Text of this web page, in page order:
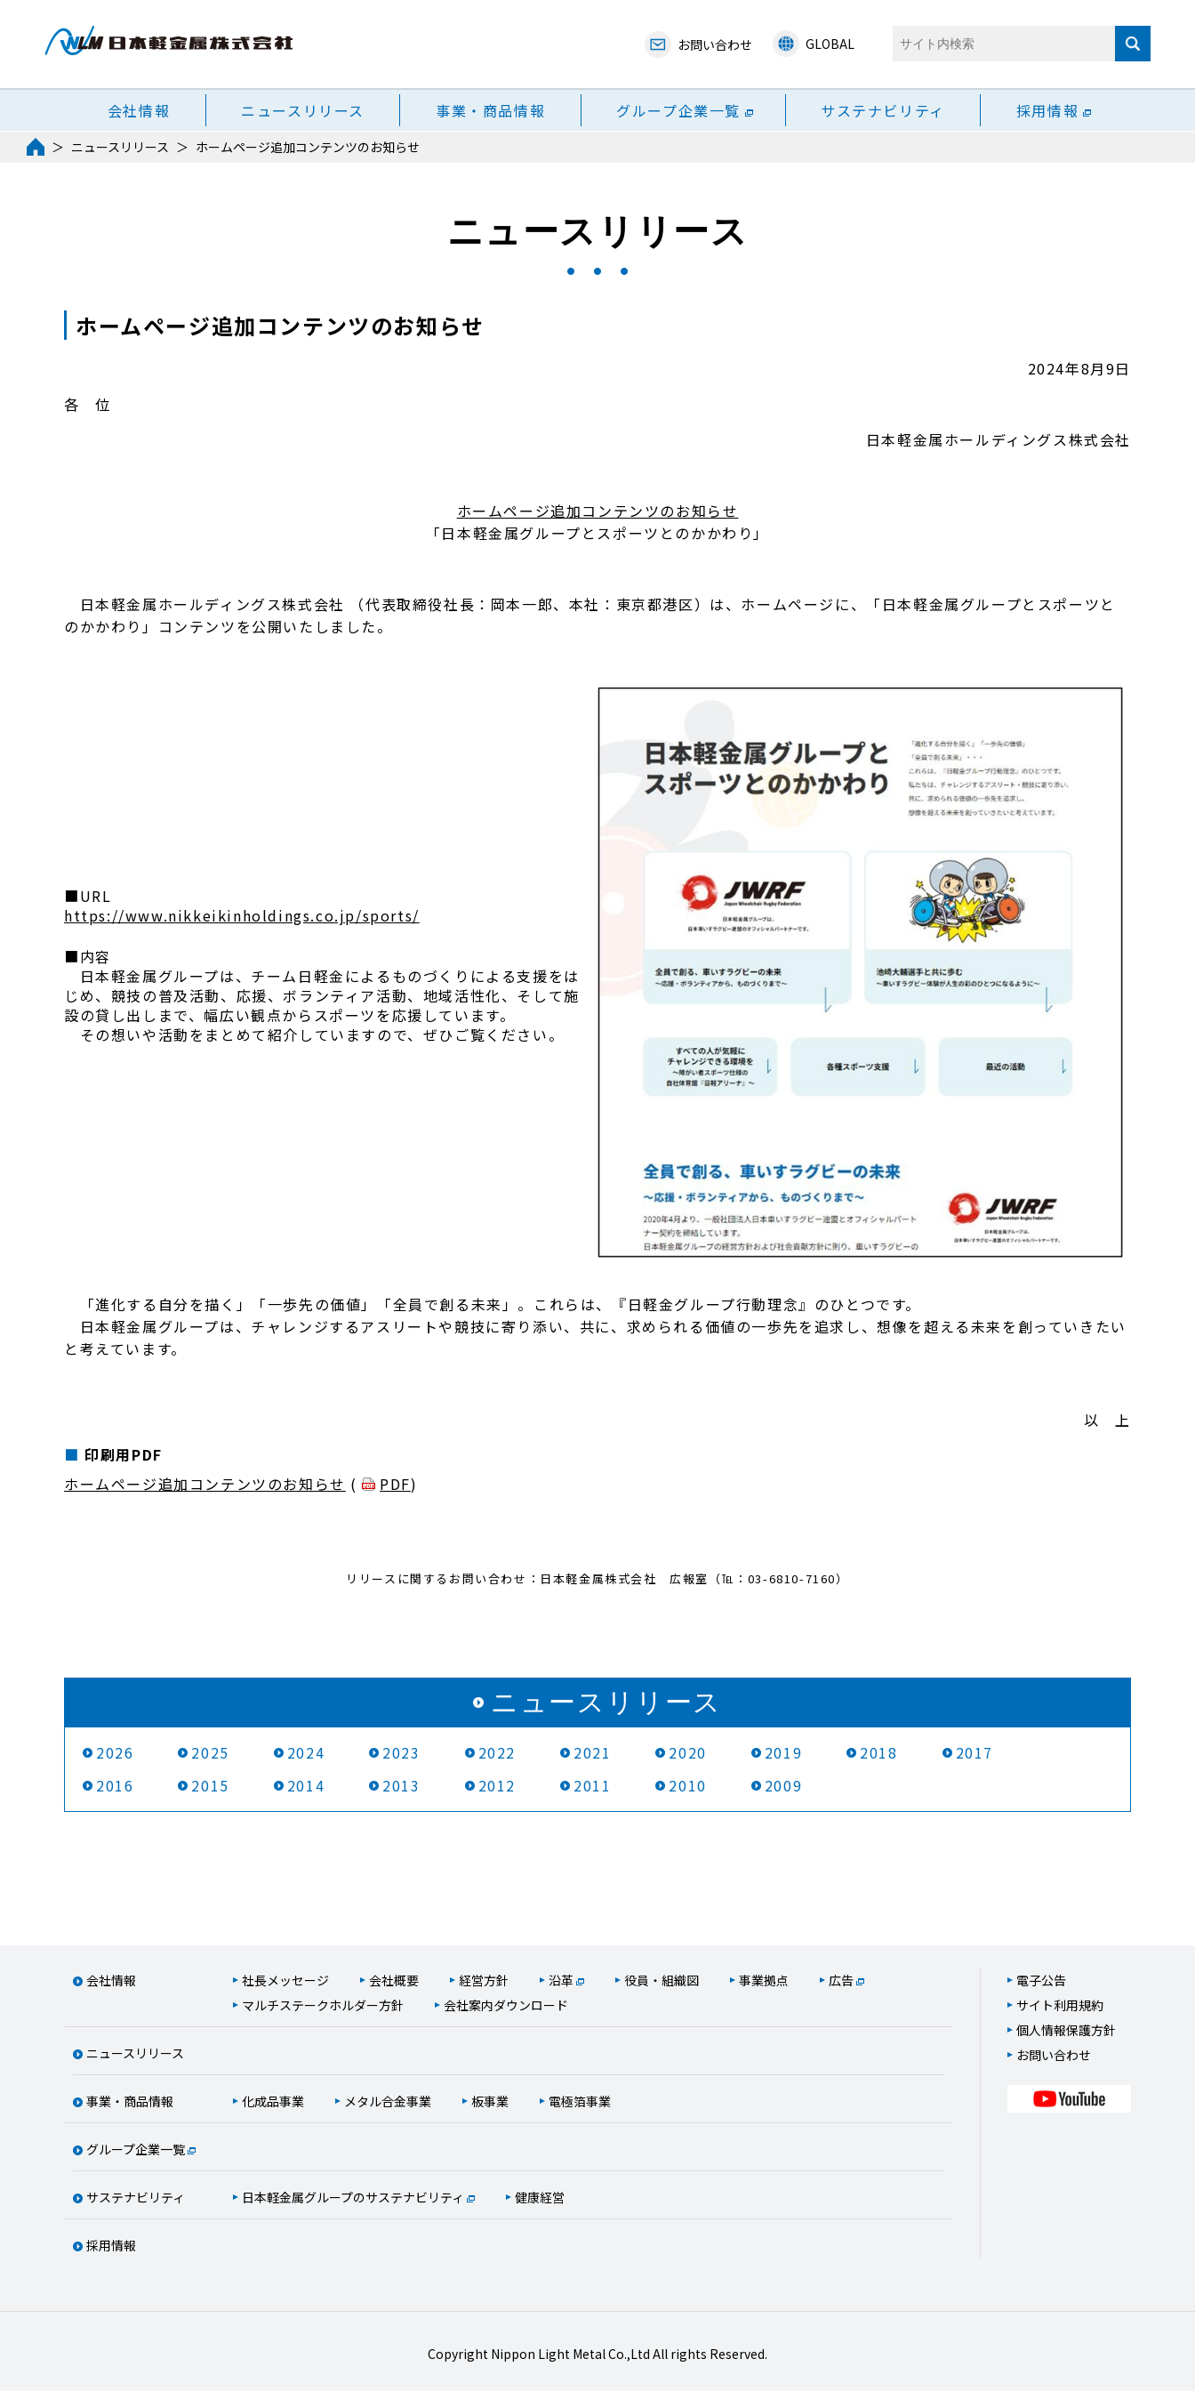
お問い合わせ GLOBAL
会社情報 ニュースリリース 事業・商品情報 グループ企業一覧 サステナビリティ 採用情報
ニュースリリース ホームページ追加コンテンツのお知らせ
ニュースリリース
ホームページ追加コンテンツのお知らせ
2024年8月9日
各 位
日本軽金属ホールディングス株式会社
ホームページ追加コンテンツのお知らせ
「日本軽金属グループとスポーツとのかかわり」
日本軽金属ホールディングス株式会社 （代表取締役社長：岡本一郎、本社：東京都港区）は、ホームページに、「日本軽金属グループとスポーツと
のかかわり」コンテンツを公開いたしました。
■URL
https://www.nikkeikinholdings.co.jp/sports/
■内容
日本軽金属グループは、チーム日軽金によるものづくりによる支援をは
じめ、競技の普及活動、応援、ボランティア活動、地域活性化、そして施
設の貸し出しまで、幅広い観点からスポーツを応援しています。
その想いや活動をまとめて紹介していますので、ぜひご覧ください。
「進化する自分を描く」「一歩先の価値」「全員で創る未来」。これらは、『日軽金グループ行動理念』のひとつです。
日本軽金属グループは、チャレンジするアスリートや競技に寄り添い、共に、求められる価値の一歩先を追求し、想像を超える未来を創っていきたい
と考えています。
以 上
印刷用PDF
ホームページ追加コンテンツのお知らせ ( PDF)
リリースに関するお問い合わせ：日本軽金属株式会社 広報室（℡：03-6810-7160）
ニュースリリース
2026 2025 2024 2023 2022 2021 2020 2019 2018
2017
2016
2015 2014 2013 2012 2011 2010 2009
会社情報 社長メッセージ 会社概要 経営方針 沿革 役員・組織図 事業拠点
広告
マルチステークホルダー方針
会社案内ダウンロード
ニュースリリース
事業・商品情報 化成品事業 メタル合金事業 板事業 電極箔事業
グループ企業一覧
サステナビリティ 日本軽金属グループのサステナビリティ 健康経営
採用情報
電子公告
サイト利用規約
個人情報保護方針
お問い合わせ
Copyright Nippon Light Metal Co.,Ltd All rights Reserved.